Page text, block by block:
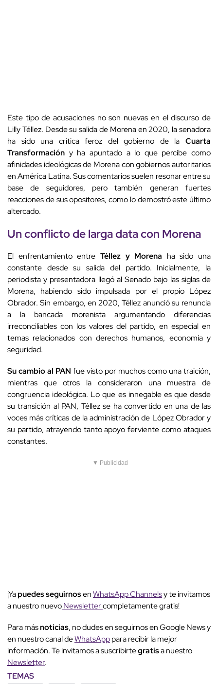
Este tipo de acusaciones no son nuevas en el discurso de
Lilly Téllez. Desde su salida de Morena en 2020, la senadora
ha sido una crítica feroz del gobierno de la Cuarta
Transformación y ha apuntado a lo que percibe como
afinidades ideológicas de Morena con gobiernos autoritarios
en América Latina. Sus comentarios suelen resonar entre su
base de seguidores, pero también generan fuertes
reacciones de sus opositores, como lo demostró este último
altercado.
Un conflicto de larga data con Morena
El enfrentamiento entre Téllez y Morena ha sido una
constante desde su salida del partido. Inicialmente, la
periodista y presentadora llegó al Senado bajo las siglas de
Morena, habiendo sido impulsada por el propio López
Obrador. Sin embargo, en 2020, Téllez anunció su renuncia
a la bancada morenista argumentando diferencias
irreconciliables con los valores del partido, en especial en
temas relacionados con derechos humanos, economía y
seguridad.
Su cambio al PAN fue visto por muchos como una traición,
mientras que otros la consideraron una muestra de
congruencia ideológica. Lo que es innegable es que desde
su transición al PAN, Téllez se ha convertido en una de las
voces más críticas de la administración de López Obrador y
su partido, atrayendo tanto apoyo ferviente como ataques
constantes.
▼ Publicidad
¡Yapuedes seguirnosenWhatsApp Channelsy te invitamos
a nuestro nuevoNewslettercompletamente gratis!
Para másnoticias, no dudes en seguirnos en Google News y
en nuestro canal deWhatsApppara recibir la mejor
información. Te invitamos a suscribirtegratisa nuestro
Newsletter.
TEMAS